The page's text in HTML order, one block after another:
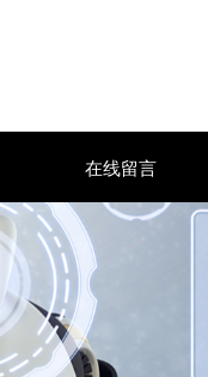
在线留言